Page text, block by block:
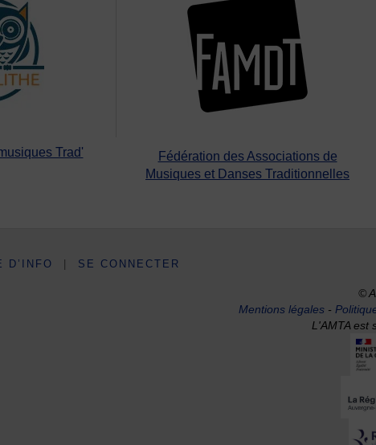
Trad'
Fédération des Associations de
Musiques et Danses Traditionnelles
D’INFO | SE CONNECTER
©
Mentions légales-
L'AMTA est